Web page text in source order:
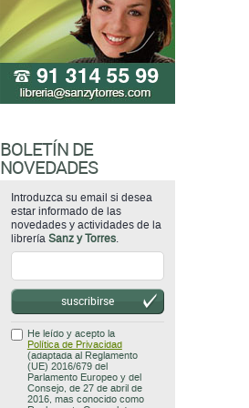
BOLETÍN DE
NOVEDADES
Introduzca su email si desea
estar informado de las
novedades y actividades de la
librería Sanz y Torres.
suscribirse
He leído y acepto la
Política de Privacidad
(adaptada al Reglamento
(UE) 2016/679 del
Parlamento Europeo y del
Consejo, de 27 de abril de
2016, mas conocido como